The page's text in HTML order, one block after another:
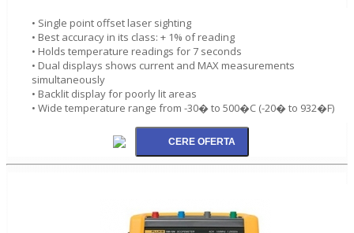
• Single point offset laser sighting
• Best accuracy in its class: + 1% of reading
• Holds temperature readings for 7 seconds
• Dual displays shows current and MAX measurements
simultaneously
• Backlit display for poorly lit areas
• Wide temperature range from -30� to 500�C (-20� to 932�F)